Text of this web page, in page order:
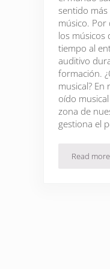
sentido
músico. Por
los músicos
tiempo al
auditivo
formación.
musical? En
oído
zona de
gestiona el
Read more